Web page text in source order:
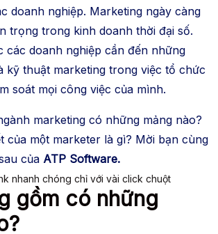
nhanh chóng chỉ với vài click chuột
doanh nghiệp. Marketing ngày càng
trọng trong kinh doanh thời đại số.
các doanh nghiệp cần đến những
kỹ thuật marketing trong việc tổ chức
soát mọi công việc của mình.
marketing có những mảng nào?
của một marketer là gì? Mời bạn cùng
của ATP Software.
gồm có những